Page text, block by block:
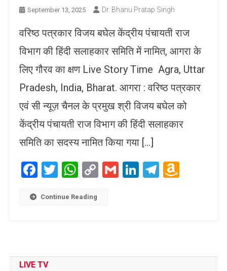
September 13, 2025 Dr. Bhanu Pratap Singh
वरिष्ठ पत्रकार विजय बघेल केंद्रीय पंचायती राज
विभाग की हिंदी सलाहकार समिति में नामित, आगरा के
लिए गौरव का क्षण Live Story Time Agra, Uttar
Pradesh, India, Bharat. आगरा : वरिष्ठ पत्रकार
एवं सी न्यूज़ चैनल के प्रमुख श्री विजय बघेल को
केंद्रीय पंचायती राज विभाग की हिंदी सलाहकार
समिति का सदस्य नामित किया गया […]
Facebook
Twitter
WhatsApp
CopyGmailLinkedIn
Telegram
Continue Reading
LIVE TV